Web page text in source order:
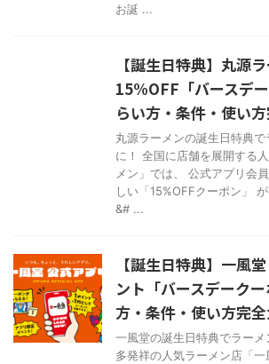
お誕 ...
【誕生日特典】丸源ラ
15%OFF「バースデ
らい方・条件・使い
丸源ラーメンの誕生日特典
に！ 全国に店舗を展開する
メン」では、 公式アプリ会
しい「15%OFFクーポン」
&# ...
【誕生日特典】一風
ント「バースデーク
方・条件・使い方完
一風堂の誕生日特典でラー
多発祥の人気ラーメン店「